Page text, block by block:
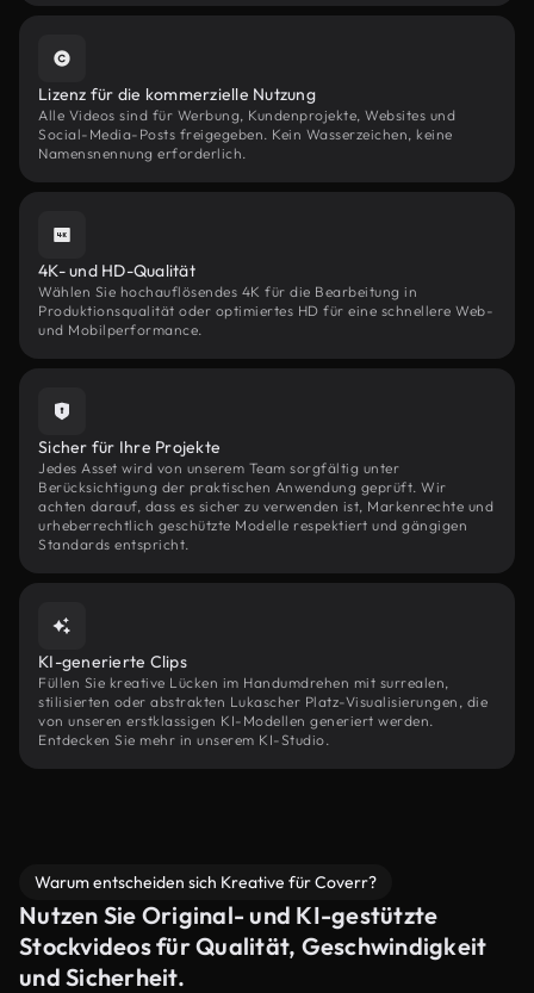
Lizenz für die kommerzielle Nutzung
Alle Videos sind für Werbung, Kundenprojekte, Websites und
Social-Media-Posts freigegeben. Kein Wasserzeichen, keine
Namensnennung erforderlich.
4K- und HD-Qualität
Wählen Sie hochauflösendes 4K für die Bearbeitung in
Produktionsqualität oder optimiertes HD für eine schnellere Web-
und Mobilperformance.
Sicher für Ihre Projekte
Jedes Asset wird von unserem Team sorgfältig unter
Berücksichtigung der praktischen Anwendung geprüft. Wir
achten darauf, dass es sicher zu verwenden ist, Markenrechte und
urheberrechtlich geschützte Modelle respektiert und gängigen
Standards entspricht.
KI-generierte Clips
Füllen Sie kreative Lücken im Handumdrehen mit surrealen,
stilisierten oder abstrakten Lukascher Platz-Visualisierungen, die
von unseren erstklassigen KI-Modellen generiert werden.
Entdecken Sie mehr in unserem KI-Studio.
Warum entscheiden sich Kreative für Coverr?
Nutzen Sie Original- und KI-gestützte
Stockvideos für Qualität, Geschwindigkeit
und Sicherheit.